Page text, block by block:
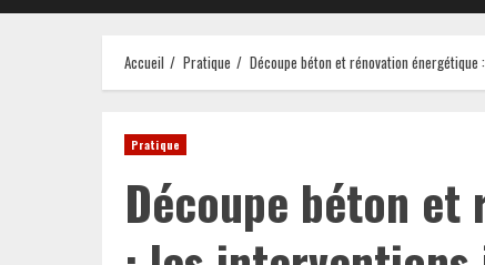
Accueil Pratique Découpe béton et rénovation
Pratique
Découpe béton